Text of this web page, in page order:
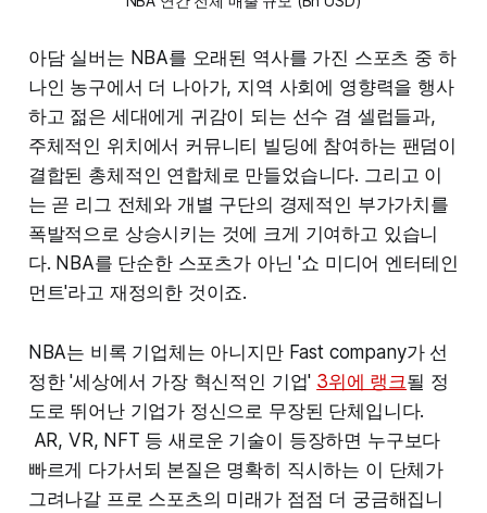
아담 실버는 NBA를 오래된 역사를 가진 스포츠 중 하
나인 농구에서 더 나아가, 지역 사회에 영향력을 행사
하고 젊은 세대에게 귀감이 되는 선수 겸 셀럽들과,
주체적인 위치에서 커뮤니티 빌딩에 참여하는 팬덤이
결합된 총체적인 연합체로 만들었습니다. 그리고 이
는 곧 리그 전체와 개별 구단의 경제적인 부가가치를
폭발적으로 상승시키는 것에 크게 기여하고 있습니
다. NBA를 단순한 스포츠가 아닌 '쇼 미디어 엔터테인
먼트'라고 재정의한 것이죠.
NBA는 비록 기업체는 아니지만 Fast company가 선
정한 '세상에서 가장 혁신적인 기업' 3위에 랭크될 정
도로 뛰어난 기업가 정신으로 무장된 단체입니다.
AR, VR, NFT 등 새로운 기술이 등장하면 누구보다
빠르게 다가서되 본질은 명확히 직시하는 이 단체가
그려나갈 프로 스포츠의 미래가 점점 더 궁금해집니